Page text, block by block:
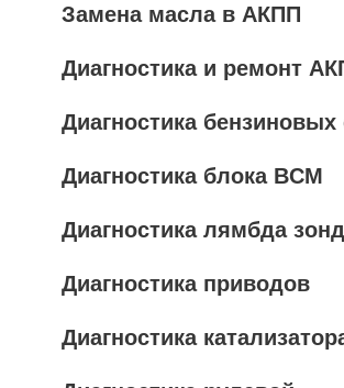
Замена масла в АКПП
Диагностика и ремонт
Диагностика
Диагностика блока BCM
Диагностика лямбда
Диагностика приводов
Диагностика